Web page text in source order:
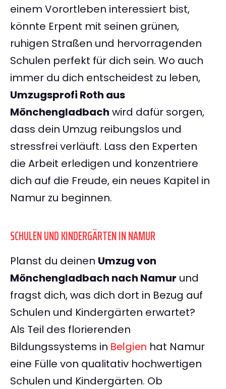
einem Vorortleben interessiert bist,
könnte Erpent mit seinen grünen,
ruhigen Straßen und hervorragenden
Schulen perfekt für dich sein. Wo auch
immer du dich entscheidest zu leben,
Umzugsprofi Roth aus
Mönchengladbach wird dafür sorgen,
dass dein Umzug reibungslos und
stressfrei verläuft. Lass den Experten
die Arbeit erledigen und konzentriere
dich auf die Freude, ein neues Kapitel in
Namur zu beginnen.
SCHULEN UND KINDERGÄRTEN IN NAMUR
Planst du deinen Umzug von
Mönchengladbach nach Namur und
fragst dich, was dich dort in Bezug auf
Schulen und Kindergärten erwartet?
Als Teil des florierenden
Bildungssystems in Belgien hat Namur
eine Fülle von qualitativ hochwertigen
Schulen und Kindergärten. Ob